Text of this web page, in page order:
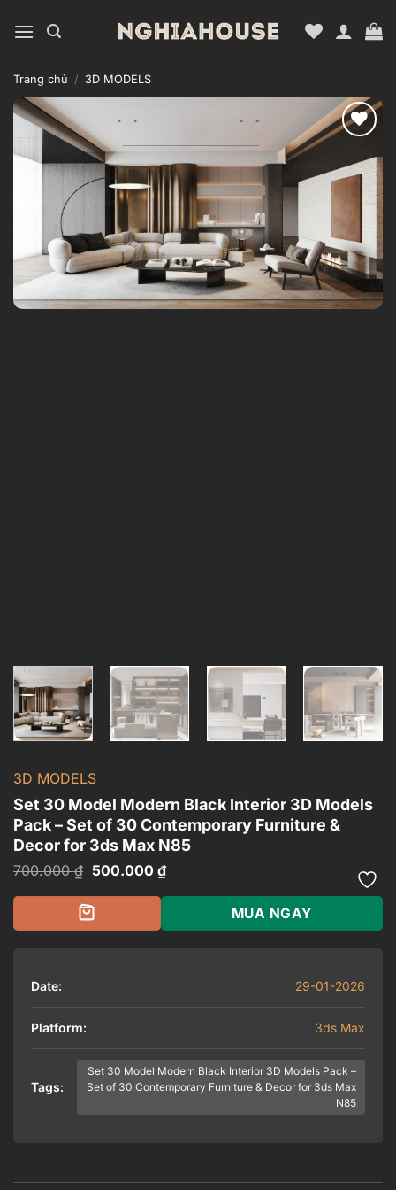
qua
dung
Trang chủ / 3D MODELS
wishlist
3D MODELS
Set 30 Model Modern Black Interior 3D Models
Pack – Set of 30 Contemporary Furniture &
Decor for 3ds Max N85
700.000₫ Giá
là:
700.000 ₫.
500.000 ₫Giá
hiện
tại
MUA NGAY
Date: 29-01-2026
Platform: 3ds Max
Tags:
Set 30 Model Modern Black Interior 3D Models Pack –
Set of 30 Contemporary Furniture & Decor for 3ds Max
N85